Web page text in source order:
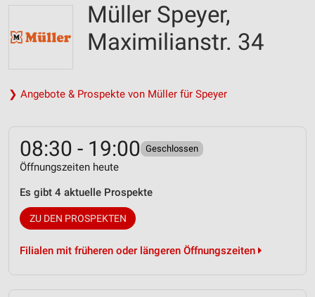
Müller Speyer,
Maximilianstr. 34
❯ Angebote & Prospekte von Müller für Speyer
08:30 - 19:00 Geschlossen
Öffnungszeiten heute
Es gibt 4 aktuelle Prospekte
ZU DEN PROSPEKTEN
Filialen mit früheren oder längeren Öffnungszeiten